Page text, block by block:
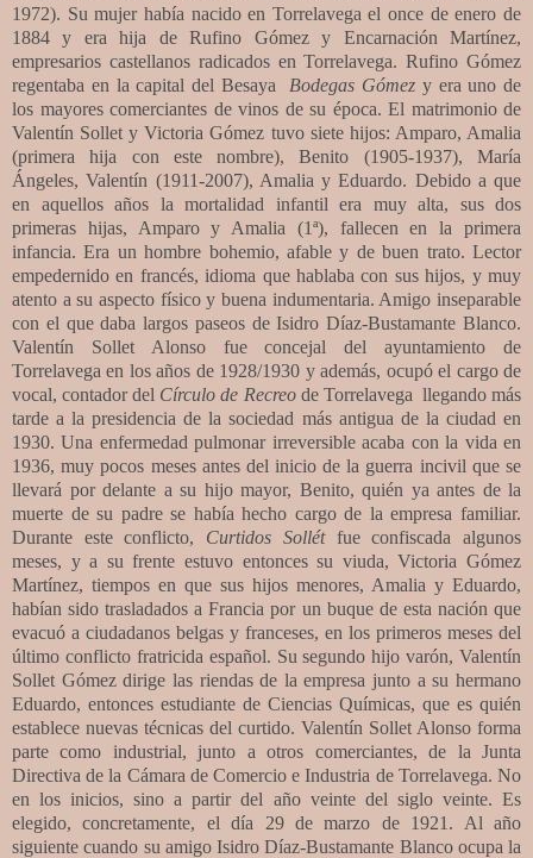
1972). Su mujer había nacido en Torrelavega el once de enero de
1884 y era hija de Rufino Gómez y Encarnación Martínez,
empresarios castellanos radicados en Torrelavega. Rufino Gómez
regentaba en la capital del Besaya Bodegas Gómez y era uno de
los mayores comerciantes de vinos de su época. El matrimonio de
Valentín Sollet y Victoria Gómez tuvo siete hijos: Amparo, Amalia
(primera hija con este nombre), Benito (1905-1937), María
Ángeles, Valentín (1911-2007), Amalia y Eduardo. Debido a que
en aquellos años la mortalidad infantil era muy alta, sus dos
primeras hijas, Amparo y Amalia (1ª), fallecen en la primera
infancia. Era un hombre bohemio, afable y de buen trato. Lector
empedernido en francés, idioma que hablaba con sus hijos, y muy
atento a su aspecto físico y buena indumentaria. Amigo inseparable
con el que daba largos paseos de Isidro Díaz-Bustamante Blanco.
Valentín Sollet Alonso fue concejal del ayuntamiento de
Torrelavega en los años de 1928/1930 y además, ocupó el cargo de
vocal, contador del Círculo de Recreo de Torrelavega llegando más
tarde a la presidencia de la sociedad más antigua de la ciudad en
1930. Una enfermedad pulmonar irreversible acaba con la vida en
1936, muy pocos meses antes del inicio de la guerra incivil que se
llevará por delante a su hijo mayor, Benito, quién ya antes de la
muerte de su padre se había hecho cargo de la empresa familiar.
Durante este conflicto, Curtidos Sollét fue confiscada algunos
meses, y a su frente estuvo entonces su viuda, Victoria Gómez
Martínez, tiempos en que sus hijos menores, Amalia y Eduardo,
habían sido trasladados a Francia por un buque de esta nación que
evacuó a ciudadanos belgas y franceses, en los primeros meses del
último conflicto fratricida español. Su segundo hijo varón, Valentín
Sollet Gómez dirige las riendas de la empresa junto a su hermano
Eduardo, entonces estudiante de Ciencias Químicas, que es quién
establece nuevas técnicas del curtido. Valentín Sollet Alonso forma
parte como industrial, junto a otros comerciantes, de la Junta
Directiva de la Cámara de Comercio e Industria de Torrelavega. No
en los inicios, sino a partir del año veinte del siglo veinte. Es
elegido, concretamente, el día 29 de marzo de 1921. Al año
siguiente cuando su amigo Isidro Díaz-Bustamante Blanco ocupa la